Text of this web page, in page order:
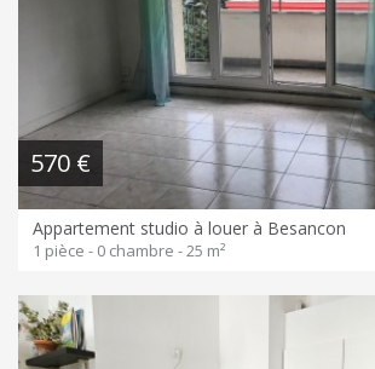
570 €
Appartement studio à louer à Besancon
1 pièce - 0 chambre - 25 m²